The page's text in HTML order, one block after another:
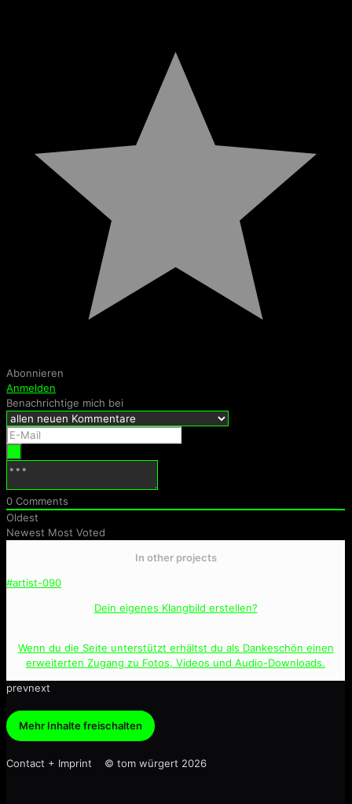
Abonnieren
Anmelden
Benachrichtige mich bei
0 Comments
Oldest
Newest Most Voted
In other projects
#artist-090
Dein eigenes Klangbild erstellen?
Wenn du die Seite unterstützt erhältst du als Dankeschön einen
erweiterten Zugang zu Fotos, Videos und Audio-Downloads.
prevnext
Mehr Inhalte freischalten
Contact + Imprint © tom würgert 2026